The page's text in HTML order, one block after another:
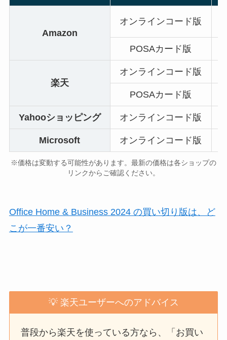
Amazon
オンラインコード版
POSAカード版
楽天
オンラインコード版
POSAカード版
Yahooショッピング オンラインコード版
Microsoft オンラインコード版
※価格は変動する可能性があります。最新の価格は各ショップの
リンクからご確認ください。
Office Home & Business 2024 の買い切り版は、ど
こが一番安い？
💡 楽天ユーザーへのアドバイス
普段から楽天を使っている方なら、「お買い